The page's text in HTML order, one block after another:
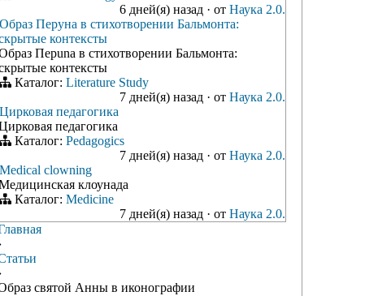
6 дней(я) назад · от Наука 2.0.
Образ Перуна в стихотворении Бальмонта:
контексты
Перuna в стихотворении Бальмонта:
контексты
Каталог: Literature Study
7 дней(я) назад · от Наука 2.0.
Цирковая педагогика
педагогика
Каталог: Pedagogics
7 дней(я) назад · от Наука 2.0.
Medical clowning
клоунада
Каталог: Medicine
7 дней(я) назад · от Наука 2.0.
святой Анны в иконографии